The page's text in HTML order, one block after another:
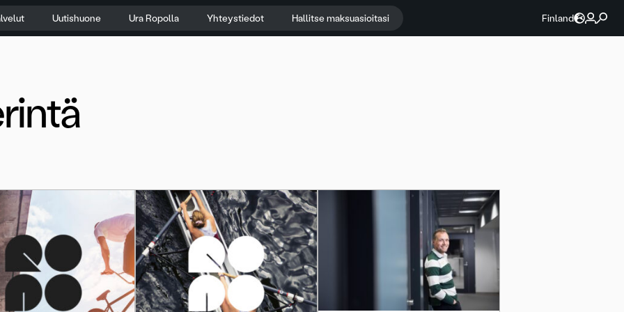
Uutishuone Ura Ropolla Yhteystiedot Hallitse maksuasioitasi Finland